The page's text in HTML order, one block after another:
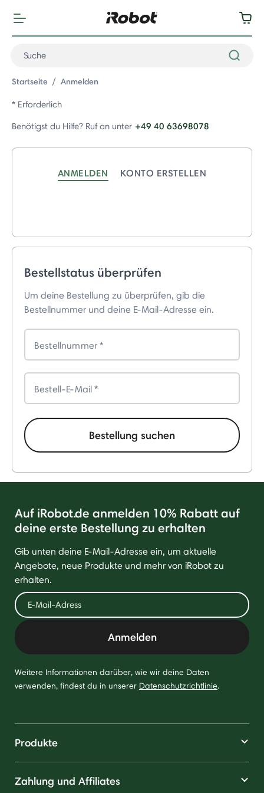
Startseite Anmelden
* Erforderlich
Benötigst du Hilfe? Ruf an unter +49 40 63698078
ANMELDEN KONTO ERSTELLEN
Bestellstatus überprüfen
Um deine Bestellung zu überprüfen, gib die
Bestellnummer und deine E-Mail-Adresse ein.
Bestellnummer
Bestell-E-Mail
Bestellung suchen
Auf iRobot.de anmelden 10% Rabatt auf
deine erste Bestellung zu erhalten
Gib unten deine E-Mail-Adresse ein, um aktuelle
Angebote, neue Produkte und mehr von iRobot zu
erhalten.
Anmelden
Weitere Informationen darüber, wie wir deine Daten
verwenden, findest du in unserer Datenschutzrichtlinie.
Produkte
Zahlung und Affiliates